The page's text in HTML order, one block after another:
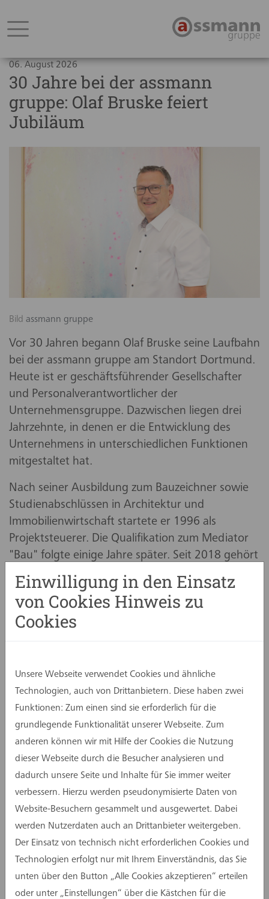
06. August 2026
30 Jahre bei der assmann
gruppe: Olaf Bruske feiert
Jubiläum
Bild assmann gruppe
Vor 30 Jahren begann Olaf Bruske seine Laufbahn
bei der assmann gruppe am Standort Dortmund.
Heute ist er geschäftsführender Gesellschafter
und Personalverantwortlicher der
Unternehmensgruppe. Dazwischen liegen drei
Jahrzehnte, in denen er die Entwicklung des
Unternehmens in unterschiedlichen Funktionen
mitgestaltet hat.
Nach seiner Ausbildung zum Bauzeichner sowie
Studienabschlüssen in Architektur und
Immobilienwirtschaft startete er 1996 als
Projektsteuerer. Die Qualifikation zum Mediator
"Bau" folgte einige Jahre später. Seit 2018 gehört
er der Geschäftsführung an, seit 2019 als
geschäftsführender Gesellschafter.
Zu den Projekten, an die Olaf Bruske besonders
Sein Jubiläum nahm er zum Anlass, die
Belegschaft am Standort Dortmund zu einem
gemeinsamen Pizzaessen einzuladen.
„Projekte, Termine und Zahlen prägen meinen
beruflichen Alltag. Was rückblickend vor allem
bleibt, sind die Menschen, mit denen ich
Herausforderungen gemeistert und Erfolge
geteilt habe. Dabei denke ich an viele engagierte
Mitarbeiterinnen und Mitarbeiter, starke Teams
und Auftraggeber, die mir über Jahre ihr
Vertrauen geschenkt haben“, so Olaf Bruske.
Einwilligung in den Einsatz
von Cookies Hinweis zu
Cookies
Unsere Webseite verwendet Cookies und ähnliche
Technologien, auch von Drittanbietern. Diese haben zwei
Funktionen: Zum einen sind sie erforderlich für die
grundlegende Funktionalität unserer Webseite. Zum
anderen können wir mit Hilfe der Cookies die Nutzung
dieser Webseite durch die Besucher analysieren und
dadurch unsere Seite und Inhalte für Sie immer weiter
verbessern. Hierzu werden pseudonymisierte Daten von
Website-Besuchern gesammelt und ausgewertet. Dabei
werden Nutzerdaten auch an Drittanbieter weitergeben.
Der Einsatz von technisch nicht erforderlichen Cookies und
Technologien erfolgt nur mit Ihrem Einverständnis, das Sie
unten über den Button „Alle Cookies akzeptieren“ erteilen
oder unter „Einstellungen“ über die Kästchen für die